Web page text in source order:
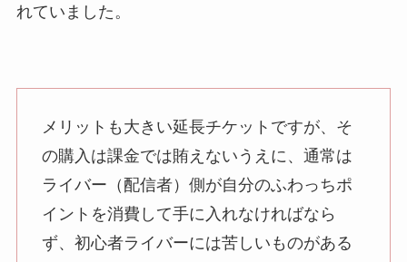
れていました。
メリットも大きい延長チケットですが、そ
の購入は課金では賄えないうえに、通常は
ライバー（配信者）側が自分のふわっちポ
イントを消費して手に入れなければなら
ず、初心者ライバーには苦しいものがある